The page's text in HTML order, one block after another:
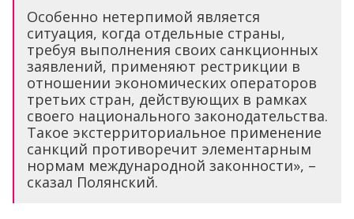
Особенно нетерпимой является
ситуация, когда отдельные страны,
требуя выполнения своих санкционных
заявлений, применяют рестрикции в
отношении экономических операторов
третьих стран, действующих в рамках
своего национального законодательства.
Такое экстерриториальное применение
санкций противоречит элементарным
нормам международной законности», –
сказал Полянский.